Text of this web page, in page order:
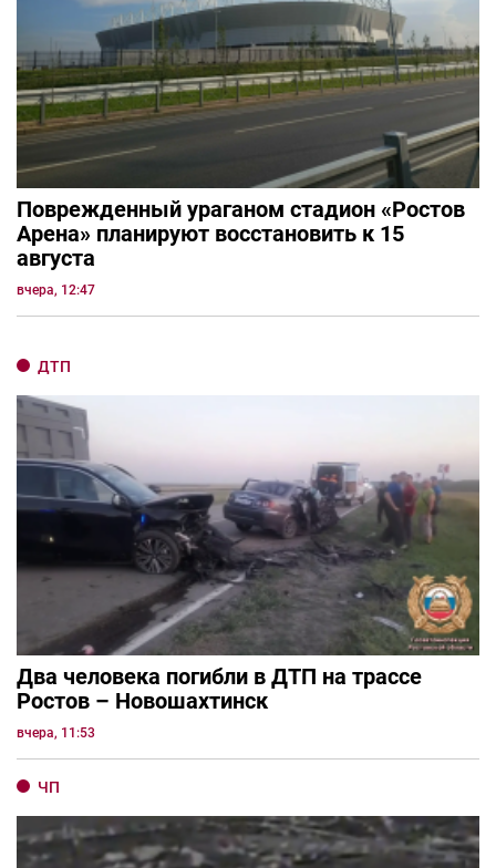
Поврежденный ураганом стадион «Ростов
Арена» планируют восстановить к 15
августа
вчера, 12:47
ДТП
Два человека погибли в ДТП на трассе
Ростов – Новошахтинск
вчера, 11:53
ЧП